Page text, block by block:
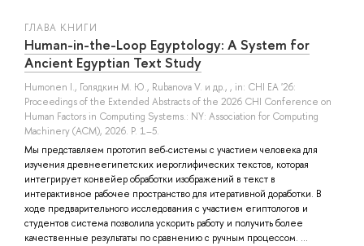
ГЛАВА КНИГИ
Human-in-the-Loop Egyptology: A System for
Ancient Egyptian Text Study
Humonen I., Голядкин М. Ю., Rubanova V. и др., , in: CHI EA '26:
Proceedings of the Extended Abstracts of the 2026 CHI Conference on
Human Factors in Computing Systems.: NY: Association for Computing
Machinery (ACM), 2026. P. 1–5.
Мы представляем прототип веб-системы с участием человека для
изучения древнеегипетских иероглифических текстов, которая
интегрирует конвейер обработки изображений в текст в
интерактивное рабочее пространство для итеративной доработки. В
ходе предварительного исследования с участием египтологов и
студентов система позволила ускорить работу и получить более
качественные результаты по сравнению с ручным процессом. ...